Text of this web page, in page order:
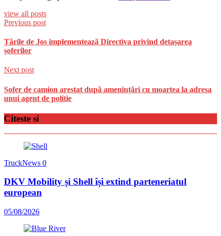
view all posts
Previous post
Țările de Jos implementează Directiva privind detașarea
șoferilor
Next post
Șofer de camion arestat după amenințări cu moartea la adresa
unui agent de politie
Citeste si
TruckNews 0
DKV Mobility și Shell își extind parteneriatul
european
05/08/2026